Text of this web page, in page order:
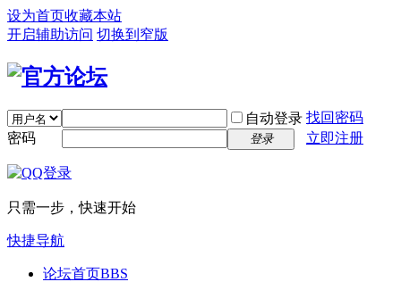
设为首页收藏本站
开启辅助访问 切换到窄版
自动登录 找回密码
密码
登录 立即注册
只需一步，快速开始
快捷导航
论坛首页BBS